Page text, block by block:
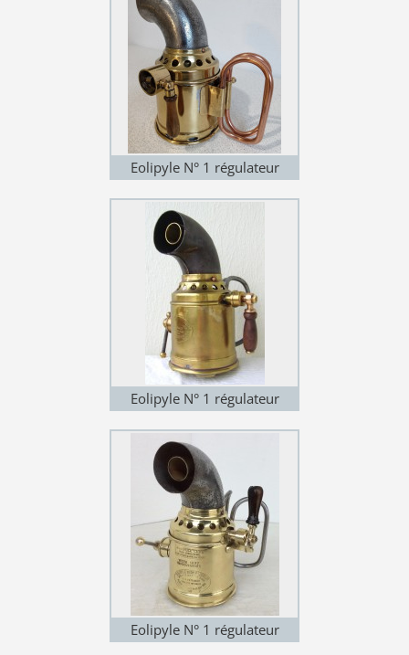
Eolipyle N° 1 régulateur
Eolipyle N° 1 régulateur
Eolipyle N° 1 régulateur